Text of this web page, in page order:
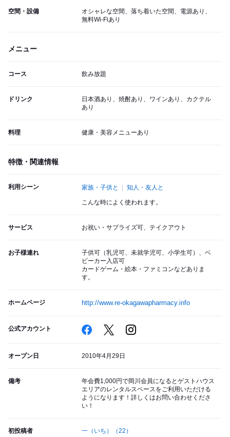
空間・設備
オシャレな空間、落ち着いた空間、電源あり、
無料Wi-Fiあり
メニュー
コース 飲み放題
ドリンク
日本酒あり、焼酎あり、ワインあり、カクテル
あり
料理 健康・美容メニューあり
特徴・関連情報
利用シーン 家族・子供と 知人・友人と
こんな時によく使われます。
サービス お祝い・サプライズ可、テイクアウト
お子様連れ
子供可（乳児可、未就学児可、小学生可）、ベ
ビーカー入店可
カードゲーム・絵本・ファミコンなどありま
す。
ホームページ http://www.re-okagawapharmacy.info
公式アカウント
オープン日 2010年4月29日
備考
年会費1,000円で岡川会員になるとゲストハウス
エリアのレンタルスペースをご利用いただける
ようになります！詳しくはお問い合わせくださ
い！
初投稿者 一（いち） （22）